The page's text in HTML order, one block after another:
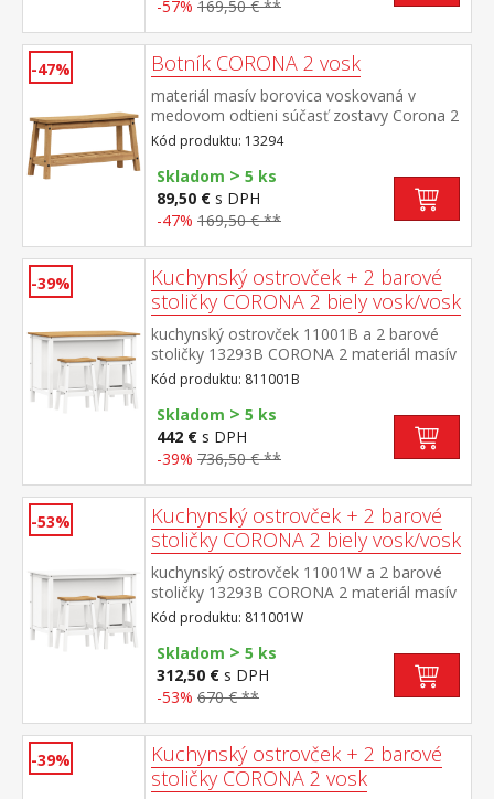
-57% 169,50 € **
-47% Botník CORONA 2 vosk
materiál masív borovica voskovaná v
medovom odtieni súčasť zostavy Corona 2
Kód produktu: 13294
Skladom > 5 ks
89,50 € s DPH
-47% 169,50 € **
-39%
Kuchynský ostrovček + 2 barové
stoličky CORONA 2 biely vosk/vosk
kuchynský ostrovček 11001B a 2 barové
stoličky 13293B CORONA 2 materiál masív
borovica voskovaná v bielom a medovom
odtieni rozmer ostrovčeka (š/h/v) 126 × 77
× 91 cm, 1 polica rozmer barovej stoličky
(š/h/v) 44 × 30 × 63 cm súčasť zostavy
Corona 2
Kód produktu: 811001B
Skladom > 5 ks
442 € s DPH
-39% 736,50 € **
-53%
Kuchynský ostrovček + 2 barové
stoličky CORONA 2 biely vosk/vosk
kuchynský ostrovček 11001W a 2 barové
stoličky 13293B CORONA 2 materiál masív
borovica voskovaná v bielom a medovom
odtieni rozmer ostrovčeka (š/h/v) 126 × 77
× 91 cm, 1 polica rozmer barovej stoličky
(š/h/v) 44 × 30 × 63 cm súčasť zostavy
Corona 2
Kód produktu: 811001W
Skladom > 5 ks
312,50 € s DPH
-53% 670 € **
-39%
Kuchynský ostrovček + 2 barové
stoličky CORONA 2 vosk